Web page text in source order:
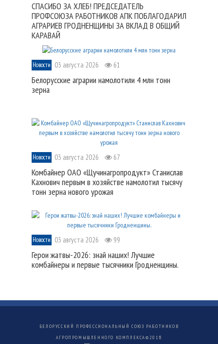
СПАСИБО ЗА ХЛЕБ! ПРЕДСЕДАТЕЛЬ
ПРОФСОЮЗА РАБОТНИКОВ АПК ПОБЛАГОДАРИЛ
АГРАРИЕВ ГРОДНЕНЩИНЫ ЗА ВКЛАД В ОБЩИЙ
КАРАВАЙ
Новости 03 августа 2026 61
Белорусские аграрии намолотили 4 млн тонн
зерна
Новости 03 августа 2026 67
Комбайнер ОАО «Щучинагропродукт» Станислав
Кахнович первым в хозяйстве намолотил тысячу
тонн зерна нового урожая
Новости 03 августа 2026 99
Герои жатвы-2026: знай наших! Лучшие
комбайнеры и первые тысячники Гродненщины.
БЕЛОРУССКИЙ ПРОФЕССИОНАЛЬНЫЙ СОЮЗ РАБОТНИКОВ
АГРОПРОМЫШЛЕННОГО КОМПЛЕКСА© 2018